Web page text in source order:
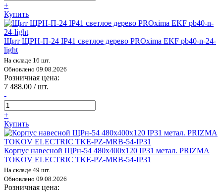
+
Купить
Щит ЩРН-П-24 IP41 светлое дерево PROxima EKF pb40-n-24-
light
На складе 16 шт.
Обновлено 09.08.2026
Розничная цена:
7 488.00 / шт.
-
+
Купить
Корпус навесной ЩРн-54 480х400х120 IP31 метал. PRIZMA
TOKOV ELECTRIC TKE-PZ-MRB-54-IP31
На складе 49 шт.
Обновлено 09.08.2026
Розничная цена: